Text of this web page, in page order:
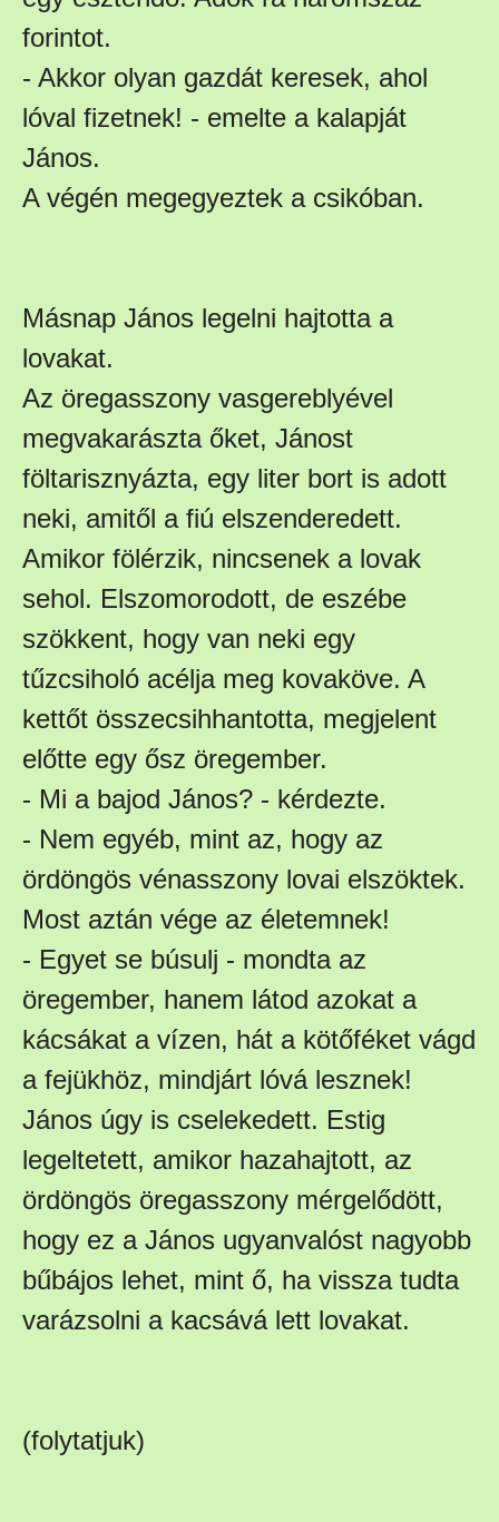
forintot.
- Akkor olyan gazdát keresek, ahol
lóval fizetnek! - emelte a kalapját
János.
A végén megegyeztek a csikóban.
Másnap János legelni hajtotta a
lovakat.
Az öregasszony vasgereblyével
megvakarászta őket, Jánost
föltarisznyázta, egy liter bort is adott
neki, amitől a fiú elszenderedett.
Amikor fölérzik, nincsenek a lovak
sehol. Elszomorodott, de eszébe
szökkent, hogy van neki egy
tűzcsiholó acélja meg kovaköve. A
kettőt összecsihhantotta, megjelent
előtte egy ősz öregember.
- Mi a bajod János? - kérdezte.
- Nem egyéb, mint az, hogy az
ördöngös vénasszony lovai elszöktek.
Most aztán vége az életemnek!
- Egyet se búsulj - mondta az
öregember, hanem látod azokat a
kácsákat a vízen, hát a kötőféket vágd
a fejükhöz, mindjárt lóvá lesznek!
János úgy is cselekedett. Estig
legeltetett, amikor hazahajtott, az
ördöngös öregasszony mérgelődött,
hogy ez a János ugyanvalóst nagyobb
bűbájos lehet, mint ő, ha vissza tudta
varázsolni a kacsává lett lovakat.
(folytatjuk)